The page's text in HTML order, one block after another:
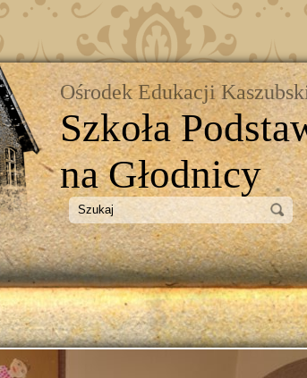
Ośrodek Edukacji
Szkoła
na Głodnicy